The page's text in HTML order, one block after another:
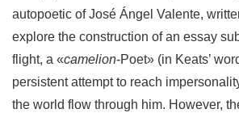
autopoetic of José Ángel Valente,
explore the construction of an essay
flight, a «camelion-Poet» (in Keats’
persistent attempt to reach
the world flow through him. However,